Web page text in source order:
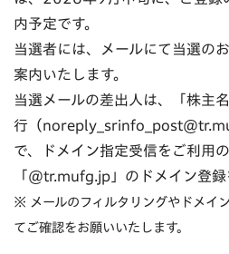
内予定です。
当選者には、メールにて当選の
案内いたします。
当選メールの差出人は、「株主
行（
で、ドメイン指定受信をご利用の
「@tr.mufg.jp」のドメイン登録
※ メールのフィルタリングやドメイ
てご確認をお願いいたします。